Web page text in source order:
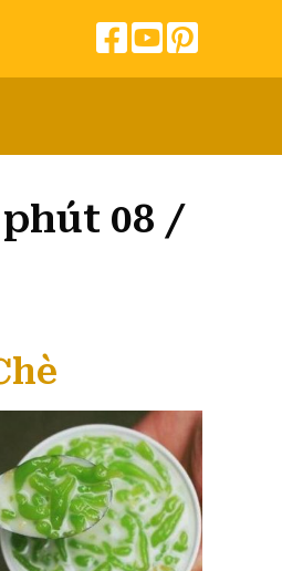
08 /